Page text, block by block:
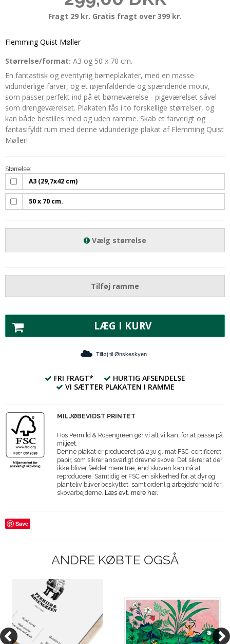
Fragt 29 kr. Gratis fragt over 399 kr.
Flemming Quist Møller
Størrelse/format: A3 og 50 x 70 cm.
En fantastisk og eventyrlig børneplakater, med en masse
vidunderlige farver, og et iøjenfaldende og spændende motiv,
som passer perfekt ind på et børneværelse - pigeværelset såvel
som drengeværelset. Plakaten fås i to forskellige størrelser, og
kan både bestilles med og uden ramme. Skab et farverigt og
fantasifyldt rum med denne vidunderlige plakat af Flemming Quist
Møller!
Størrelse:
A3 (29,7x42 cm)
50 x 70 cm.
Vælg størrelse
Tilføj ramme
LÆG I KURV
Tilføj til Ønskeskyen
FRI FRAGT*
HURTIG AFSENDELSE
VI SÆTTER PLAKATEN I RAMME
MILJØBEVIDST PRINTET
Hos Permild & Rosengreen gør vi alt vi kan, for at passe på
miljøet.
Denne plakat er produceret på 230 g. mat FSC-certificeret
papir, som sikrer ansvarligt drevne skove. Det sikrer at der
ikke bliver fældet mere træ, end skoven kan nå at
reproducere. Samtidig er FSC en sikkerhed for, at dyr og
planteliv bliver beskyttet, samt ordenlig arbejdsforhold for
skovarbejderne. Læs evt. mere her.
Save
ANDRE KØBTE OGSÅ